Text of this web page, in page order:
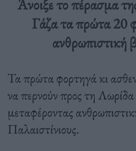
Άνοιξε το πέρασμα
Γάζα τα πρώτα 20
ανθρωπιστική
Τα πρώτα φορτηγά κι
να περνούν προς τη
μεταφέροντας
Παλαιστίνιους.